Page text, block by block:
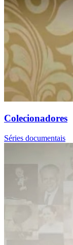
Colecionadores
Séries documentais